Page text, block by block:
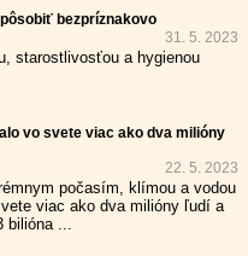
bezpríznakovo
31. 5. 2023
starostlivosťou a hygienou
vo svete viac ako dva milióny
22. 5. 2023
počasím, klímou a vodou
viac ako dva milióny ľudí a
bilióna ...